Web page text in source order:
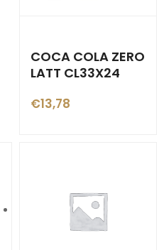
COCA COLA ZERO
LATT CL33X24
€13,78